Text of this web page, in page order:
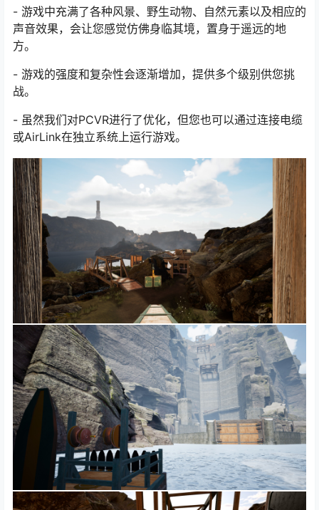
- 游戏中充满了各种风景、野生动物、自然元素以及相应的
声音效果，会让您感觉仿佛身临其境，置身于遥远的地
方。
- 游戏的强度和复杂性会逐渐增加，提供多个级别供您挑
战。
- 虽然我们对PCVR进行了优化，但您也可以通过连接电缆
或AirLink在独立系统上运行游戏。